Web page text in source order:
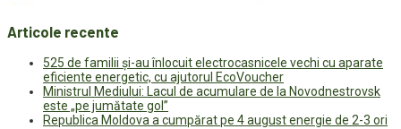
Articole recente
525 de familii și-au înlocuit electrocasnicele vechi cu aparate
eficiente energetic, cu ajutorul EcoVoucher
Ministrul Mediului: Lacul de acumulare de la Novodnestrovsk
este „pe jumătate gol”
Republica Moldova a cumpărat pe 4 august energie de 2-3 ori